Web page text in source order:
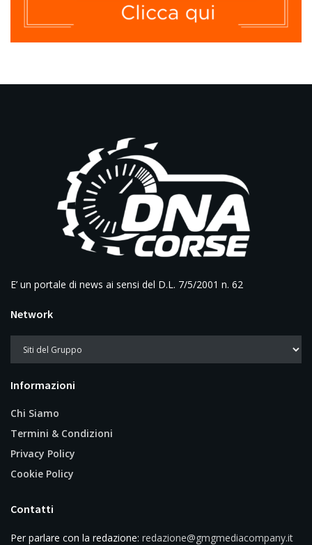
E’ un portale di news ai sensi del D.L. 7/5/2001 n. 62
Network
Informazioni
Chi Siamo
Termini & Condizioni
Privacy Policy
Cookie Policy
Contatti
Per parlare con la redazione: redazione@gmgmediacompany.it